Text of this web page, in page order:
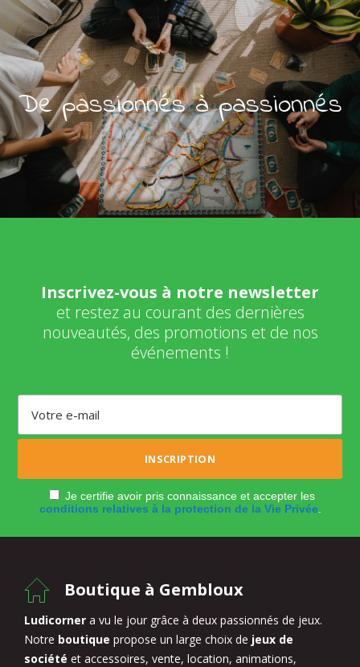
De passionnés à passionnés
Inscrivez-vous à notre newsletter
et restez au courant des dernières
nouveautés, des promotions et de nos
événements !
Je certifie avoir pris connaissance et accepter les
conditions relatives à la protection de la Vie Privée.
Boutique à Gembloux
Ludicorner a vu le jour grâce à deux passionnés de jeux.
Notre boutique propose un large choix de jeux de
société et accessoires, vente, location, animations,